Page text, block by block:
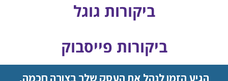
ביקורות גוגל
ביקורות פייסבוק